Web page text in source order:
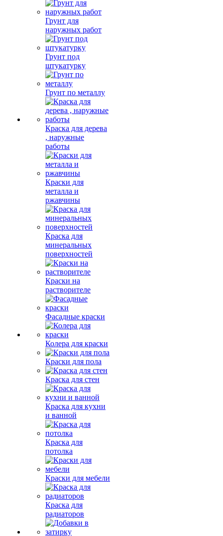
Грунт для
наружных работ
Грунт под
штукатурку
Грунт по металлу
Краска для дерева
, наружные
работы
Краски для
металла и
ржавчины
Краска для
минеральных
поверхностей
Краски на
растворителе
Фасадные краски
Колера для краски
Краски для пола
Краска для стен
Краска для кухни
и ванной
Краска для
потолка
Краски для мебели
Краска для
радиаторов